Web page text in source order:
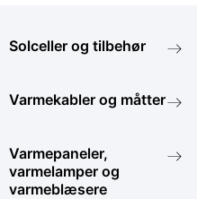
Solceller og tilbehør
Varmekabler og måtter
Varmepaneler,
varmelamper og
varmeblæsere